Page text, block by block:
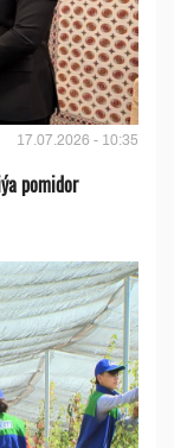
17.07.2026 - 10:35
pomidor